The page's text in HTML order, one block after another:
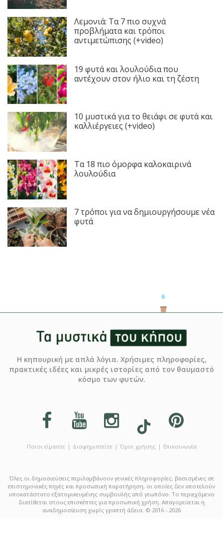
Λεμονιά: Τα 7 πιο συχνά
προβλήματα και τρόποι
αντιμετώπισης (+video)
19 φυτά και λουλούδια που
αντέχουν στον ήλιο και τη ζέστη
10 μυστικά για το θειάφι σε φυτά και
καλλιέργειες (+video)
Τα 18 πιο όμορφα καλοκαιρινά
λουλούδια
7 τρόποι για να δημιουργήσουμε νέα
φυτά
Η κηπουρική με απλά λόγια. Χρήσιμες πληροφορίες,
πρακτικές ιδέες και μικρές ιστορίες από τον θαυμαστό
κόσμο των φυτών.
Ποιοι είμαστε Διαφημιστείτε Όροι χρήσης Επικοινωνία
Όλες οι δημοσιεύσεις περιλαμβάνουν γενικές πληροφορίες, βασισμένες σε
επιστημονικές πηγές και προσωπική παρατήρηση, οι οποίες δεν αποτελούν
υποκατάστατο εξατομικευμένης συμβουλής από γεωπόνο. Το περιεχόμενο
διατίθεται στους επισκέπτες για προσωπική χρήση. Απαγορεύεται η
αναδημοσίευση χωρίς γραπτή άδεια. © 2016 - 2026